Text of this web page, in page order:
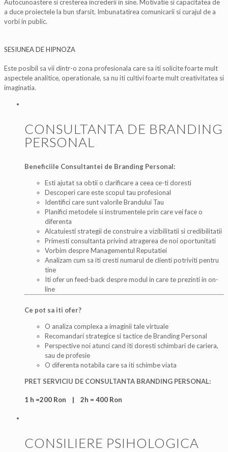
Autocunoastere si cresterea increderii in sine. Motivatie si capacitatea de
a duce proiectele la bun sfarsit. Imbunatatirea comunicarii si curajul de a
vorbi in public.
SESIUNEA DE HIPNOZA
Este posibil sa vii dintr-o zona profesionala care sa iti solicite foarte mult
aspectele analitice, operationale, sa nu iti cultivi foarte mult creativitatea si
imaginatia.
CONSULTANTA DE BRANDING
PERSONAL
Beneficiile Consultantei de Branding Personal:
Esti ajutat sa obtii o clarificare a ceea ce-ti doresti
Descoperi care este scopul tau profesional
Identifici care sunt valorile Brandului Tau
Planifici metodele si instrumentele prin care vei face o
diferenta
Alcatuiesti strategii de construire a vizibilitatii si credibilitatii
Primesti consultanta privind atragerea de noi oportunitati
Vorbim despre Managementul Reputatiei
Analizam cum sa iti cresti numarul de clienti potriviti pentru
tine
Iti ofer un feed-back despre modul in care te prezinti in on-
line
Ce pot sa iti ofer?
O analiza complexa a imaginii tale virtuale
Recomandari strategice si tactice de Branding Personal
Perspective noi atunci cand iti doresti schimbari de cariera,
sau de profesie
O diferenta notabila care sa iti schimbe viata
PRET SERVICIU DE CONSULTANTA BRANDING PERSONAL:
1 h =200 Ron | 2h = 400 Ron
CONSILIERE PSIHOLOGICA